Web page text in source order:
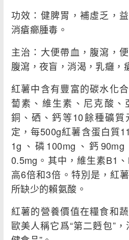
功效：健脾胃，補虛乏，
消瘡癤腫毒。
主治：大便帶血，腹瀉，
腹瀉，夜盲，消渴，乳癰，
紅薯中含有豐富的碳水化
蔔素、維生素、尼克酸、
銅、硒、鈣等10餘種礦
定，每500g紅薯含蛋白質
1g、磷100mg、鈣
0.5mg。其中，維生素B1
高6倍和3倍。特別是，紅
所缺少的賴氨酸。
紅薯的營養價值在糧食和
歐美人稱它爲“第二麪包”